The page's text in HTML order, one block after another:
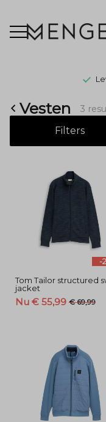
Vesten
-
Menger
Mode
Vesten 3
Filters
-
Tom Tailor structured
jacket
Nu € 55,99 € 69,99